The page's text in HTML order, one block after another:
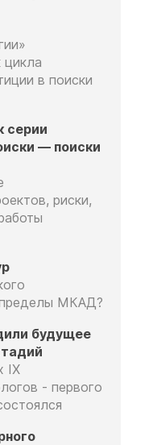
цикла
в поиски
серии
— поиски
риски,
пределы МКАД?
будущее
IX
- первого